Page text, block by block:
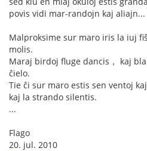
povis vidi mar-randojn kaj aliajn...
Malproksime sur maro iris la iuj
molis.
Maraj birdoj fluge dancis， kaj
ĉielo.
Tie ĉi sur maro estis sen ventoj
kaj la strando silentis.
...
Flago
20. jul. 2010